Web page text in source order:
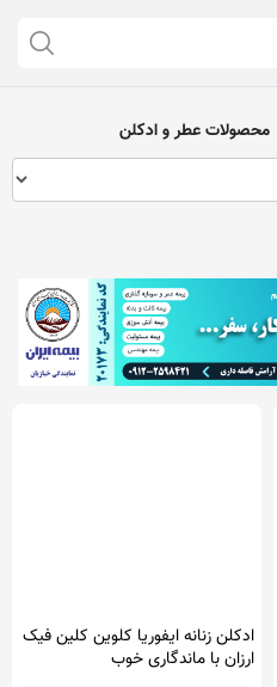
محصولات عطر و ادکلن
ادکلن زنانه ایفوریا کلوین کلین فیک
ارزان با ماندگاری خوب